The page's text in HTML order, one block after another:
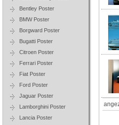
Bentley Poster
BMW Poster
Borgward Poster
Bugatti Poster
Citroen Poster
Ferrari Poster
Fiat Poster
Ford Poster
Jaguar Poster
Lamborghini Poster
Lancia Poster